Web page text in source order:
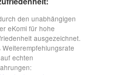
den unabhängigen
eKomi für hohe
ausgezeichnet.
Weiterempfehlungsrate
echten